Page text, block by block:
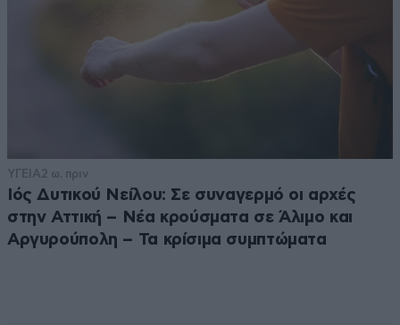
ΥΓΕΙΑ2 ω. πριν
Ιός Δυτικού Νείλου: Σε συναγερμό οι αρχές
στην Αττική – Νέα κρούσματα σε Άλιμο και
Αργυρούπολη – Τα κρίσιμα συμπτώματα